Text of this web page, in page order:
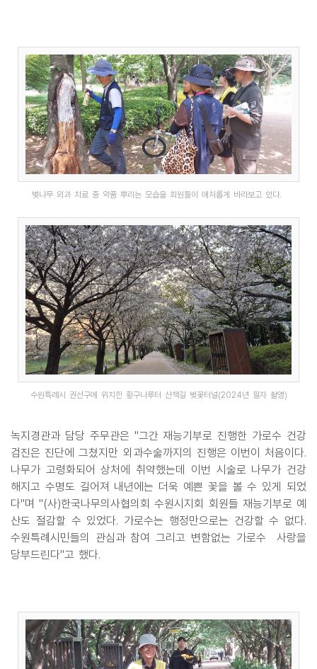
벚나무 외과 치료 중 약품 뿌리는 모습을 회원들이 애처롭게 바라보고 있다.
수원특례시 권선구에 위치한 황구나루터 산책길 벚꽃터널(2024년 필자 촬영)
녹지경관과 담당 주무관은 "그간 재능기부로 진행한 가로수 건강
검진은 진단에 그쳤지만 외과수술까지의 진행은 이번이 처음이다.
나무가 고령화되어 상처에 취약했는데 이번 시술로 나무가 건강
해지고 수명도 길어져 내년에는 더욱 예쁜 꽃을 볼 수 있게 되었
다"며 "(사)한국나무의사협의회 수원시지회 회원들 재능기부로 예
산도 절감할 수 있었다. 가로수는 행정만으로는 건강할 수 없다.
수원특례시민들의 관심과 참여 그리고 변함없는 가로수 사랑을
당부드린다"고 했다.